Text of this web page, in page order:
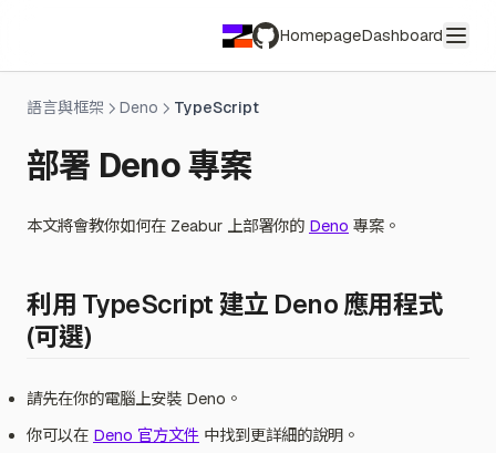
HomepageDashboard
語言與框架 Deno TypeScript
部署 Deno 專案
本文將會教你如何在 Zeabur 上部署你的 Deno 專案。
利用 TypeScript 建立 Deno 應用程式
(可選)
請先在你的電腦上安裝 Deno。
你可以在 Deno 官方文件 中找到更詳細的說明。